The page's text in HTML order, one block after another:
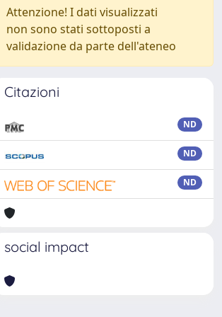
Attenzione! I dati visualizzati
non sono stati sottoposti a
validazione da parte dell'ateneo
Citazioni
ND
ND
ND
social impact